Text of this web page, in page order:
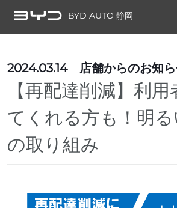
BYD AUTO 静岡
2024.03.14 店舗からのお知
【再配達削減】利
てくれる方も！明
の取り組み